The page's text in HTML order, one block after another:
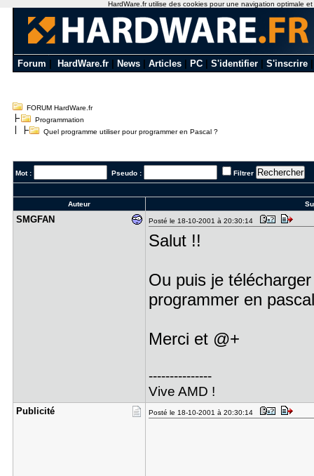
Forum HardWare.fr News Articles PC S'identifier S'inscrire
FORUM HardWare.fr
Programmation
Quel programme utiliser pour programmer en Pascal ?
Mot : Pseudo : Filtrer
Auteur
SMGFAN Posté le 18-10-2001 à 20:30:14
Salut !!
Ou puis je
programmer en
Merci et @+
---------------
Vive AMD !
Publicité Posté le 18-10-2001 à 20:30:14
HardWare.fr utilise des cookies pour une navigation optimale